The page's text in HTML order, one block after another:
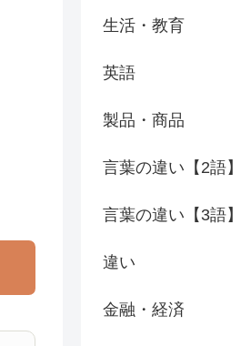
生活・教育
英語
製品・商品
言葉の違い【2語】
言葉の違い【3語】
違い
金融・経済